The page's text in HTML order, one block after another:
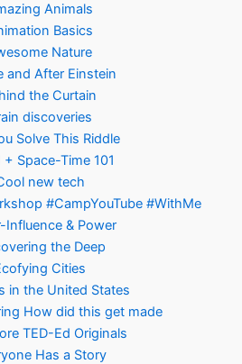
Animals
Basics
Nature
and After Einstein
the Curtain
discoveries
Solve This Riddle
+ Space-Time 101
new tech
#CampYouTube #WithMe
Influence & Power
the Deep
Cities
in the United States
How did this get made
TED-Ed Originals
Has a Story